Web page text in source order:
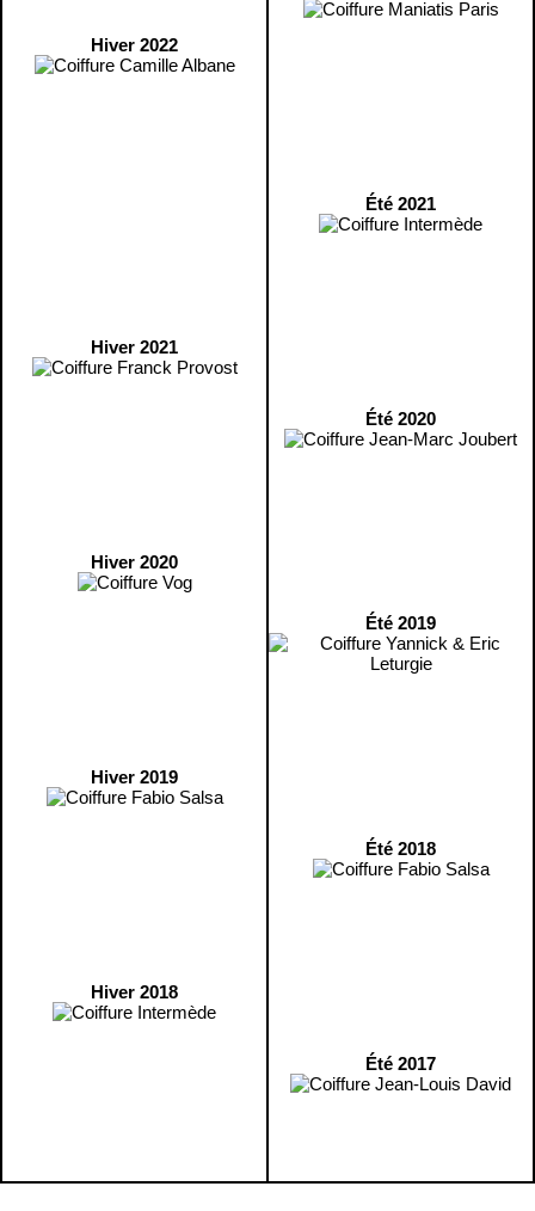
Hiver 2022
Hiver 2021
Hiver 2020
Hiver 2019
Hiver 2018
Été 2021
Été 2020
Été 2019
Été 2018
Été 2017